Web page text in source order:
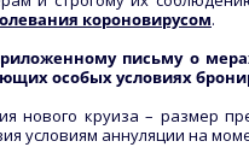
короновирусом.
письму о
особых условиях
нового круиза – размер
условиям аннуляции на